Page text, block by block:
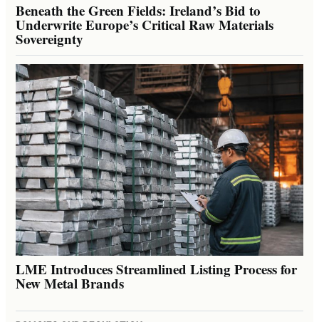
Beneath the Green Fields: Ireland’s Bid to
Underwrite Europe’s Critical Raw Materials
Sovereignty
LME Introduces Streamlined Listing Process for
New Metal Brands